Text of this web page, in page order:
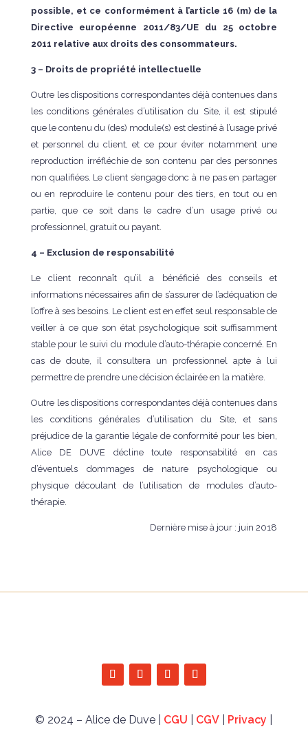
possible, et ce conformément à l’article 16 (m) de la
Directive européenne 2011/83/UE du 25 octobre
2011 relative aux droits des consommateurs.
3 – Droits de propriété intellectuelle
Outre les dispositions correspondantes déjà contenues dans
les conditions générales d’utilisation du Site, il est stipulé
que le contenu du (des) module(s) est destiné à l’usage privé
et personnel du client, et ce pour éviter notamment une
reproduction irréfléchie de son contenu par des personnes
non qualifiées. Le client s’engage donc à ne pas en partager
ou en reproduire le contenu pour des tiers, en tout ou en
partie, que ce soit dans le cadre d’un usage privé ou
professionnel, gratuit ou payant.
4 – Exclusion de responsabilité
Le client reconnaît qu’il a bénéficié des conseils et
informations nécessaires afin de s’assurer de l’adéquation de
l’offre à ses besoins. Le client est en effet seul responsable de
veiller à ce que son état psychologique soit suffisamment
stable pour le suivi du module d’auto-thérapie concerné. En
cas de doute, il consultera un professionnel apte à lui
permettre de prendre une décision éclairée en la matière.
Outre les dispositions correspondantes déjà contenues dans
les conditions générales d’utilisation du Site, et sans
préjudice de la garantie légale de conformité pour les bien,
Alice DE DUVE décline toute responsabilité en cas
d’éventuels dommages de nature psychologique ou
physique découlant de l’utilisation de modules d’auto-
thérapie.
Dernière mise à jour : juin 2018
© 2024 – Alice de Duve | CGU CGV Privacy